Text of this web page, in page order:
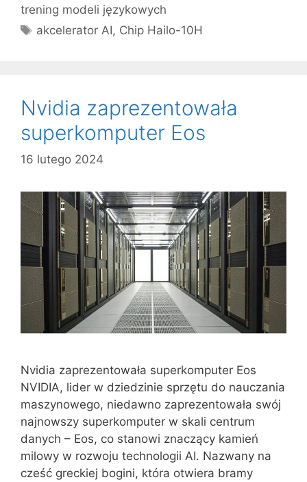
trening modeli językowych
Tagi
akcelerator AI, Chip Hailo-10H
Nvidia zaprezentowała
superkomputer Eos
16 lutego 2024
Nvidia zaprezentowała superkomputer Eos
NVIDIA, lider w dziedzinie sprzętu do nauczania
maszynowego, niedawno zaprezentowała swój
najnowszy superkomputer w skali centrum
danych – Eos, co stanowi znaczący kamień
milowy w rozwoju technologii AI. Nazwany na
cześć greckiej bogini, która otwiera bramy